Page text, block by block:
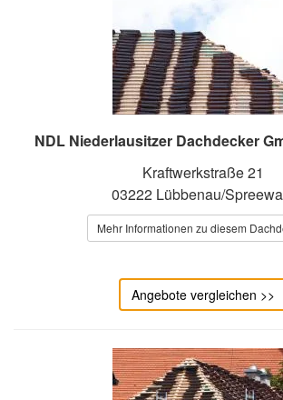
NDL Niederlausitzer Dachdecker
Kraftwerkstraße 21
03222 Lübbenau/
Mehr Informationen zu diesem
Angebote vergleichen >>